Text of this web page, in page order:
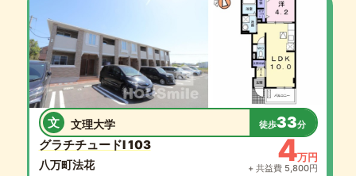
文 文理大学 徒歩33分
グラチチュードI 103
八万町法花 4万円
+ 共益費 5,800円